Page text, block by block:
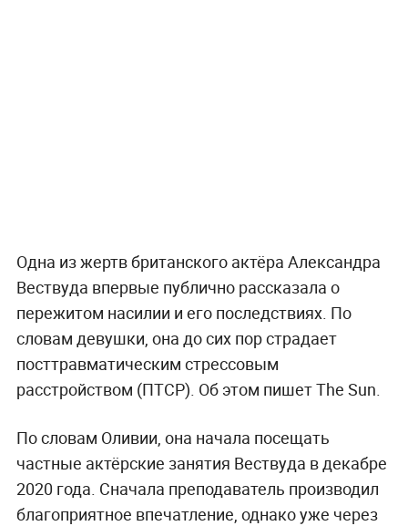
Одна из жертв британского актёра Александра
Вествуда впервые публично рассказала о
пережитом насилии и его последствиях. По
словам девушки, она до сих пор страдает
посттравматическим стрессовым
расстройством (ПТСР). Об этом пишет The Sun.
По словам Оливии, она начала посещать
частные актёрские занятия Вествуда в декабре
2020 года. Сначала преподаватель производил
благоприятное впечатление, однако уже через